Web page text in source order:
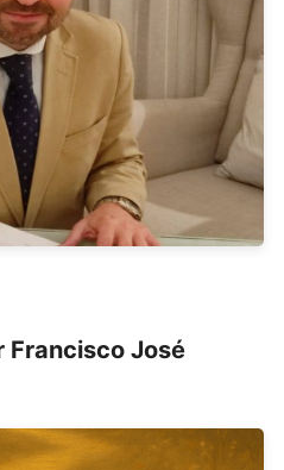
Francisco José